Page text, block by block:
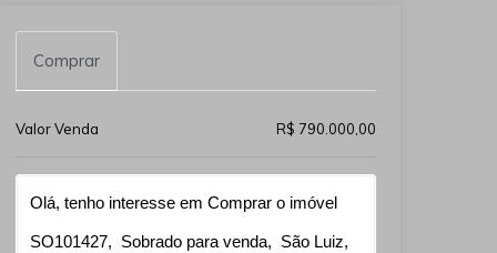
Comprar
Valor Venda R$ 790.000,00